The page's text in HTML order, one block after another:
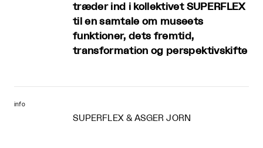
træder ind i kollektivet SUPERFLEX
til en samtale om museets
funktioner, dets fremtid,
transformation og perspektivskifte
info
SUPERFLEX & ASGER JORN